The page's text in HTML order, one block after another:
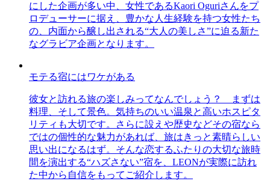
にした企画が多い中、女性であるKaori Oguriさんをプ
ロデューサーに据え、豊かな人生経験を持つ女性たち
の、内面から醸し出される“大人の美しさ”に迫る新た
なグラビア企画となります。
モテる宿にはワケがある
彼女と訪れる旅の楽しみってなんでしょう？ まずは
料理、そして景色。気持ちのいい温泉と高いホスピタ
リティも大切です。さらに設えや歴史などその宿なら
ではの個性的な魅力があれば、旅はきっと素晴らしい
思い出になるはず。そんな恋するふたりの大切な旅時
間を演出する“ハズさない”宿を、LEONが実際に訪れ
た中から自信をもってご紹介します。